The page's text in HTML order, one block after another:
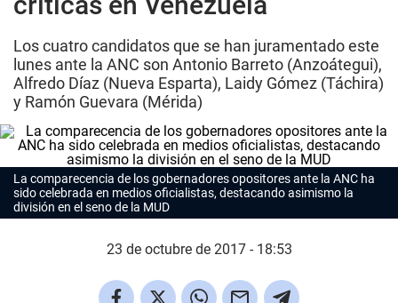
Los cuatro candidatos que se han juramentado este
lunes ante la ANC son Antonio Barreto (Anzoátegui),
Alfredo Díaz (Nueva Esparta), Laidy Gómez (Táchira)
y Ramón Guevara (Mérida)
La comparecencia de los gobernadores opositores ante la ANC ha
sido celebrada en medios oficialistas, destacando asimismo la
división en el seno de la MUD
23 de octubre de 2017 - 18:53